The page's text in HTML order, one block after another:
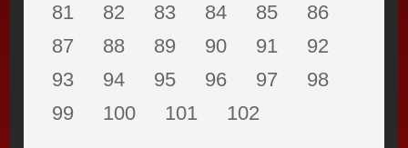
81
82 83 84 85
86
87
88 89 90 91
92
93
94 95 96 97
98
99
100 101 102